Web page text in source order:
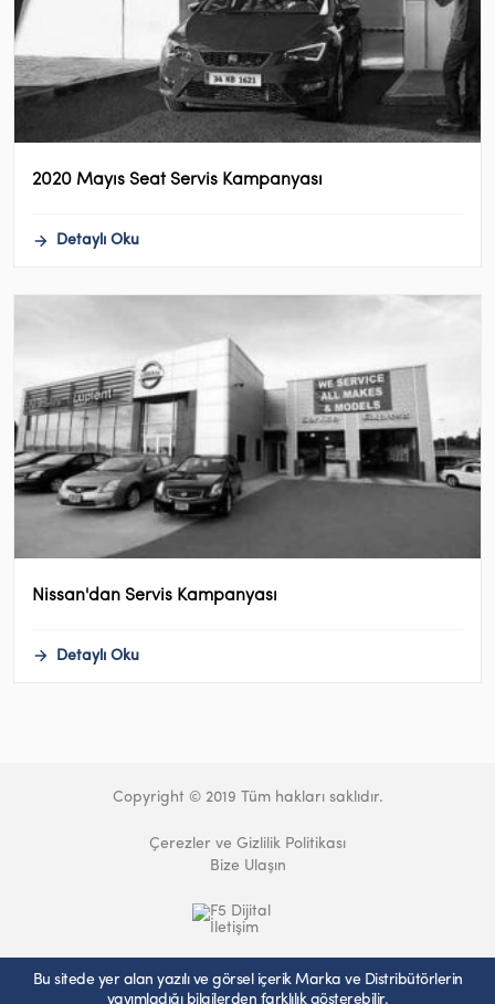
2020 Mayıs Seat Servis Kampanyası
Detaylı Oku
Nissan'dan Servis Kampanyası
Detaylı Oku
Copyright © 2019 Tüm hakları saklıdır.
Çerezler ve Gizlilik Politikası
Bize Ulaşın
Bu sitede yer alan yazılı ve görsel içerik Marka ve Distribütörlerin
yayımladığı bilgilerden farklılık gösterebilir.